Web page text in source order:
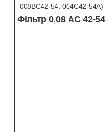
Фільтр 0,08 АС 42-54